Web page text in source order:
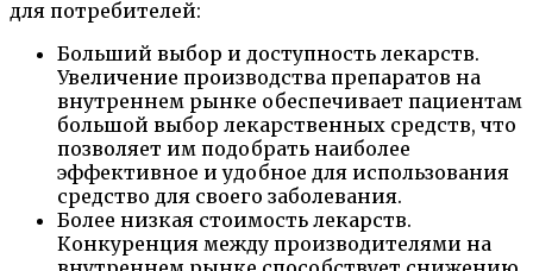
для потребителей:
Больший выбор и доступность лекарств.
Увеличение производства препаратов на
внутреннем рынке обеспечивает пациентам
большой выбор лекарственных средств, что
позволяет им подобрать наиболее
эффективное и удобное для использования
средство для своего заболевания.
Более низкая стоимость лекарств.
Конкуренция между производителями на